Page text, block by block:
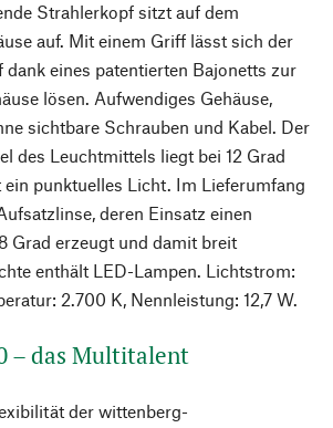
Strahlerkopf sitzt auf dem
auf. Mit einem Griff lässt sich der
dank eines patentierten Bajonetts zur
lösen. Aufwendiges Gehäuse,
sichtbare Schrauben und Kabel. Der
des Leuchtmittels liegt bei 12 Grad
ein punktuelles Licht. Im Lieferumfang
deren Einsatz einen
Grad erzeugt und damit breit
enthält LED-Lampen. Lichtstrom:
2.700 K, Nennleistung: 12,7 W.
– das Multitalent
der wittenberg-